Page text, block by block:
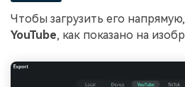
Чтобы загрузить его
YouTube, как показано на